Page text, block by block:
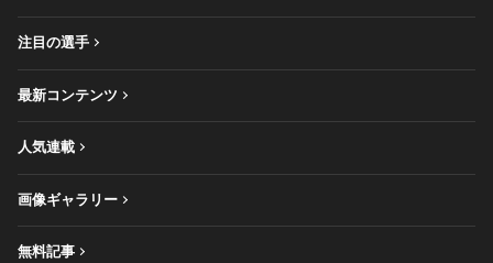
注目の選手
最新コンテンツ
人気連載
画像ギャラリー
無料記事